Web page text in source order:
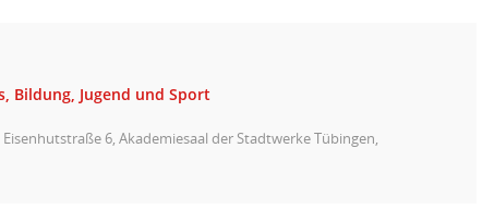
Bildung, Jugend und Sport
6, Akademiesaal der Stadtwerke Tübingen,